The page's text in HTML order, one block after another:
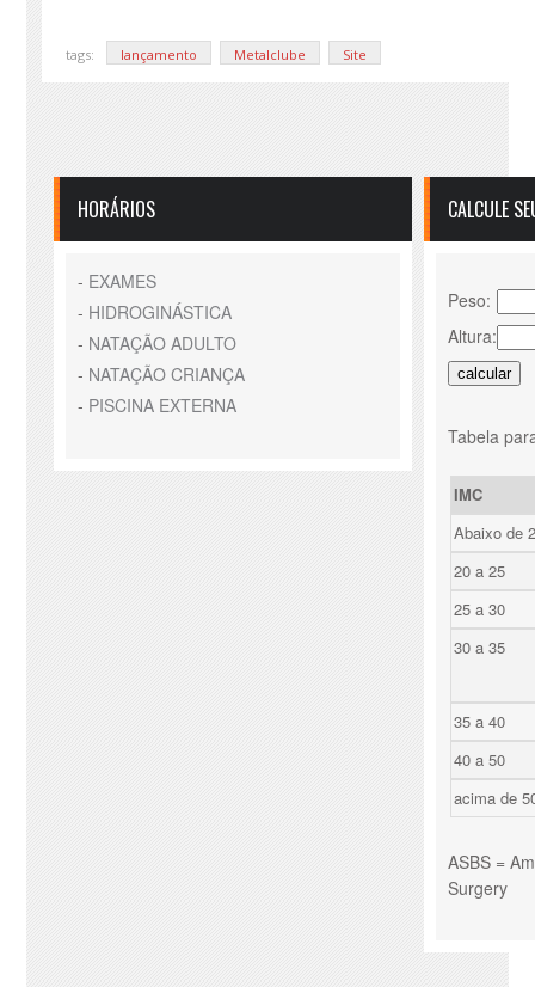
tags: lançamento Metalclube Site
HORÁRIOS
- EXAMES
- HIDROGINÁSTICA
- NATAÇÃO ADULTO
- NATAÇÃO CRIANÇA
- PISCINA EXTERNA
CALCULE
Peso:
Altura:
Tabela
IMC
Abaixo de
20 a 25
25 a 30
30 a 35
35 a 40
40 a 50
acima de
ASBS =
Surgery